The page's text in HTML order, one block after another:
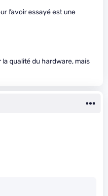
l’avoir essayé est une
la qualité du hardware, mais